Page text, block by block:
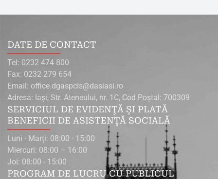
DATE DE CONTACT
Tel: 0232 474 800
Fax: 0232 279 654
Email: office.dgaspcis@dasiasi.ro
Adresa: Iaşi, Str. Ateneului, nr. 1C, Cod Poştal: 700309
PROGRAM DE LUCRU CU PUBLICUL
SERVICIUL DE EVIDENŢĂ ŞI PLATĂ
BENEFICII DE ASISTENŢĂ SOCIALĂ
Luni - Marți: 08:00 - 15:00
Miercuri: 08:00 – 16:00
Joi: 08:00 - 15:00